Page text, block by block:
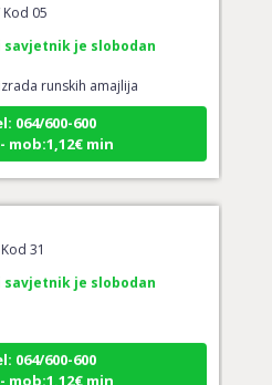
je slobodan
runskih amajlija
064/600-600
mob:1,12€ min
je slobodan
064/600-600
mob:1,12€ min